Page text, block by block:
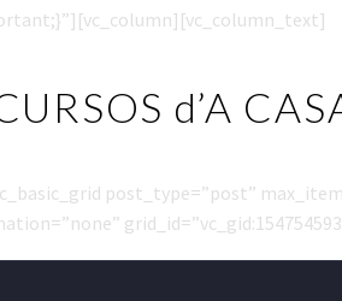
d’A
post_type=”post”